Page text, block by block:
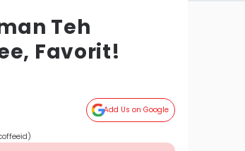
Teh
Favorit!
Add Us on Google